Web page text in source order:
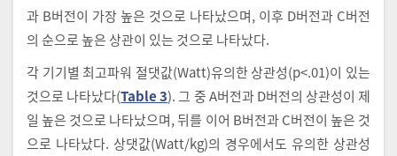
과 B버전이 가장 높은 것으로 나타났으며, 이후 D버전과 C버전
의 순으로 높은 상관이 있는 것으로 나타났다.
각 기기별 최고파워 절댓값(Watt)유의한 상관성(p<.01)이 있는
것으로 나타났다(Table 3). 그 중 A버전과 D버전의 상관성이 제
일 높은 것으로 나타났으며, 뒤를 이어 B버전과 C버전이 높은 것
으로 나타났다. 상댓값(Watt/kg)의 경우에서도 유의한 상관성